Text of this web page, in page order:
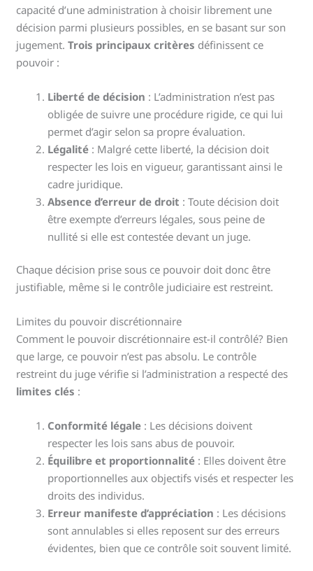
capacité d’une administration à choisir librement une
décision parmi plusieurs possibles, en se basant sur son
jugement.Trois principaux critères définissent ce
pouvoir :
Liberté de décision : L’administration n’est pas
obligée de suivre une procédure rigide, ce qui lui
permet d’agir selon sa propre évaluation.
Légalité : Malgré cette liberté, la décision doit
respecter les lois en vigueur, garantissant ainsi le
cadre juridique.
Absence d’erreur de droit : Toute décision doit
être exempte d’erreurs légales, sous peine de
nullité si elle est contestée devant un juge.
Chaque décision prise sous ce pouvoir doit donc être
justifiable, même si le contrôle judiciaire est restreint.
Limites du pouvoir discrétionnaire
Comment le pouvoir discrétionnaire est-il contrôlé? Bien
que large, ce pouvoir n’est pas absolu. Le contrôle
restreint du juge vérifie si l’administration a respecté des
limites clés :
Conformité légale : Les décisions doivent
respecter les lois sans abus de pouvoir.
Équilibre et proportionnalité : Elles doivent être
proportionnelles aux objectifs visés et respecter les
droits des individus.
Erreur manifeste d’appréciation : Les décisions
sont annulables si elles reposent sur des erreurs
évidentes, bien que ce contrôle soit souvent limité.